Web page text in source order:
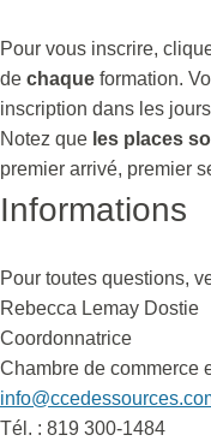
Pour vous inscrire,
de chaque formation.
inscription dans les
Notez que les places
premier arrivé, premier
Informations
Pour toutes questions,
Rebecca Lemay Dostie
Coordonnatrice
Chambre de commerce
Tél. : 819 300-1484